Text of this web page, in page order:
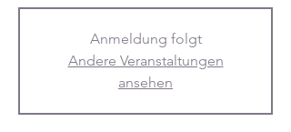
Anmeldung folgt
Andere Veranstaltungen
ansehen